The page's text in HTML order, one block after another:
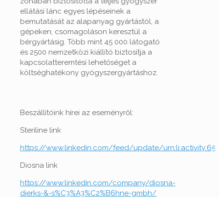
ellátási lánc egyes lépéseinek a
bemutatását az alapanyag gyártástól, a
gépeken, csomagoláson keresztül a
bérgyártásig. Több mint 45 000 látogató
és 2500 nemzetközi kiállító biztosítja a
kapcsolatteremtési lehetőséget a
költséghatékony gyógyszergyártáshoz.
Beszállítóink hírei az eseményről:
Steriline link
https://www.linkedin.com/feed/update/
Diosna link
https://www.linkedin.com/company/diosna-
dierks-&-s%C3%A3%C2%B6hne-gmbh/